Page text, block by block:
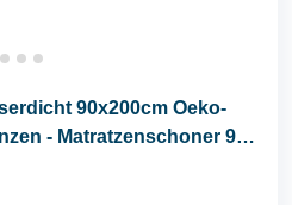
90x200cm Oeko-
- Matratzenschoner 90